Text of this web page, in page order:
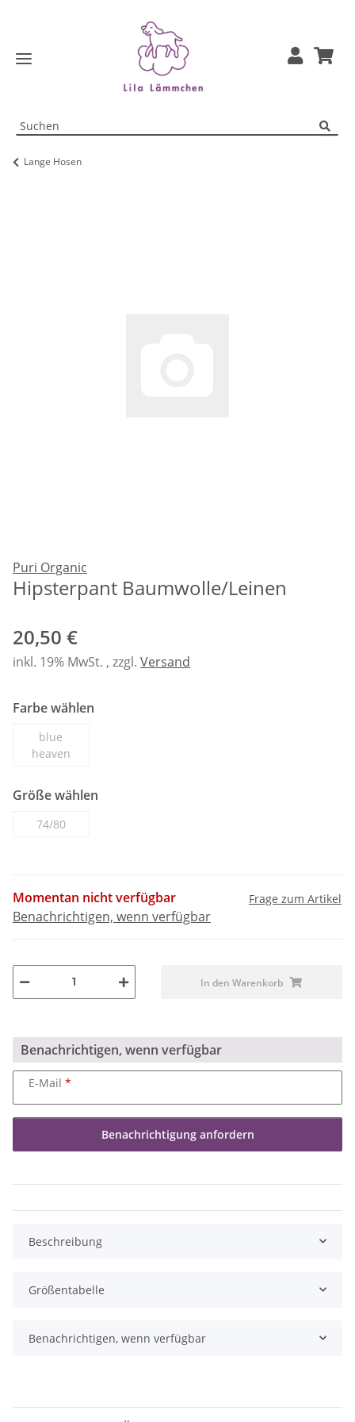
Lange Hosen
Puri Organic
Hipsterpant Baumwolle/Leinen
20,50 €
inkl. 19% MwSt. , zzgl. Versand
Farbe wählen
blue
heaven
Größe wählen
74/80
Momentan nicht verfügbar
Benachrichtigen, wenn verfügbar
Frage zum Artikel
In den Warenkorb
Benachrichtigen, wenn verfügbar
E-Mail
Benachrichtigung anfordern
Beschreibung
Größentabelle
Benachrichtigen, wenn verfügbar